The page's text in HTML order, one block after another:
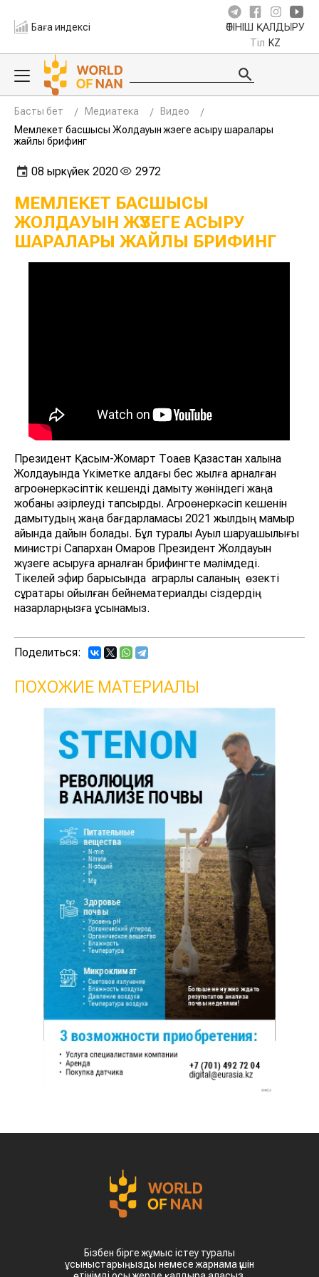
Баға индексі ӨТІНІШ ҚАЛДЫРУ
Тіл KZ
Басты бет Медиатека
Видео
Мемлекет басшысы Жолдауын жүзеге асыру шаралары
жайлы брифинг
08 қыркүйек 2020 2972
МЕМЛЕКЕТ БАСШЫСЫ
ЖОЛДАУЫН ЖҮЗЕГЕ АСЫРУ
ШАРАЛАРЫ ЖАЙЛЫ БРИФИНГ
Президент Қасым-Жомарт Тоқаев Қазақстан халқына
Жолдауында Үкіметке алдағы бес жылға арналған
агроөнеркәсіптік кешенді дамыту жөніндегі жаңа
жобаны әзірлеуді тапсырды. Агроөнеркәсіп кешенін
дамытудың жаңа бағдарламасы 2021 жылдың мамыр
айында дайын болады. Бұл туралы Ауыл шаруашылығы
министрі Сапархан Омаров Президент Жолдауын
жүзеге асыруға арналған брифингте мәлімдеді.
Тікелей эфир барысында аграрлық саланың өзекті
сұрақтары қойылған бейнематериалды сіздердің
назарларңызға ұсынамыз.
Поделиться:
ПОХОЖИЕ МАТЕРИАЛЫ
Бізбен бірге жұмыс істеу туралы
ұсыныстарыңызды немесе жарнама үшін